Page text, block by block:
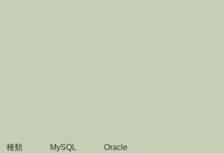
種類 MySQL
Oracle